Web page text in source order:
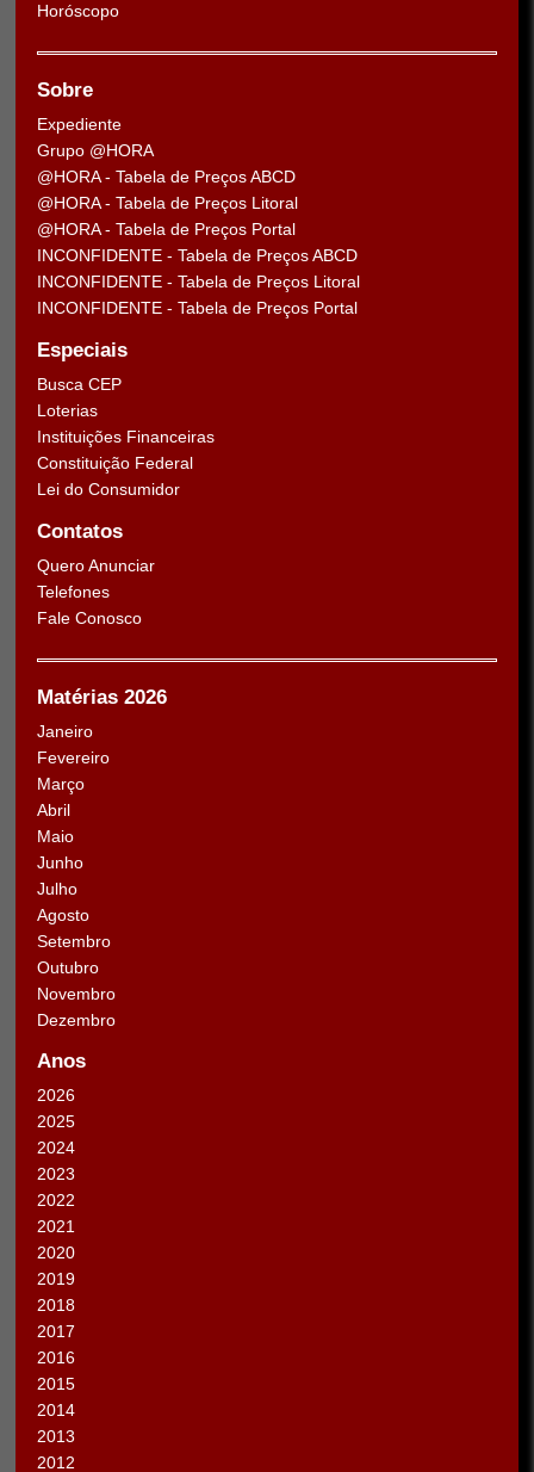
Horóscopo
Sobre
Expediente
Grupo @HORA
@HORA - Tabela de Preços ABCD
@HORA - Tabela de Preços Litoral
@HORA - Tabela de Preços Portal
INCONFIDENTE - Tabela de Preços ABCD
INCONFIDENTE - Tabela de Preços Litoral
INCONFIDENTE - Tabela de Preços Portal
Especiais
Busca CEP
Loterias
Instituições Financeiras
Constituição Federal
Lei do Consumidor
Contatos
Quero Anunciar
Telefones
Fale Conosco
Matérias 2026
Janeiro
Fevereiro
Março
Abril
Maio
Junho
Julho
Agosto
Setembro
Outubro
Novembro
Dezembro
Anos
2026
2025
2024
2023
2022
2021
2020
2019
2018
2017
2016
2015
2014
2013
2012